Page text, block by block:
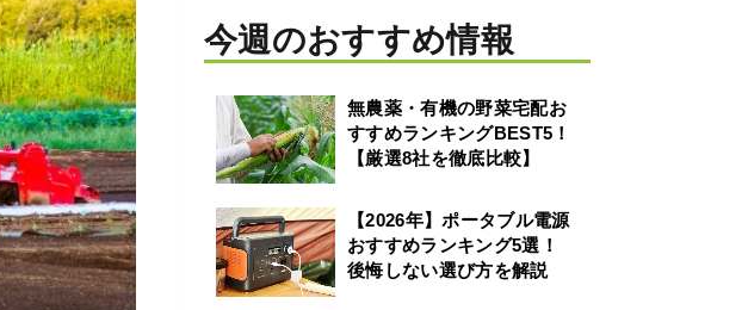
今週のおすすめ情報
無農薬・有機の野菜宅配お
すすめランキングBEST5！
【厳選8社を徹底比較】
【2026年】ポータブル電源
おすすめランキング5選！
後悔しない選び方を解説